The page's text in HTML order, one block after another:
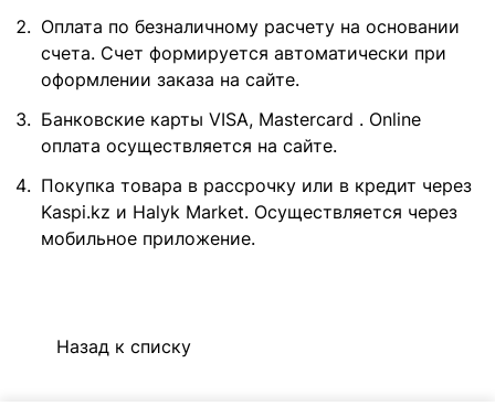
Оплата по безналичному расчету на основании
счета. Счет формируется автоматически при
оформлении заказа на сайте.
Банковские карты VISA, Mastercard . Online
оплата осуществляется на сайте.
Покупка товара в рассрочку или в кредит через
Kaspi.kz и Halyk Market. Осуществляется через
мобильное приложение.
Назад к списку